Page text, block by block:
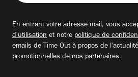
adresse
En entrant votre adresse mail, vous
d'utilisation et notre politique de
emails de Time Out à propos de
promotionnelles de nos partenaires.